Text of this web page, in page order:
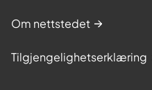
Om nettstedet
Tilgjengelighetserklæring